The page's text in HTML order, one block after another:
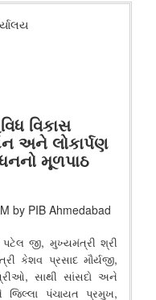
में हानि
तिलहन) का क्रियान्वयन
के लिए उठाए गए कदम
पर भारत-रूस कार्य समूह